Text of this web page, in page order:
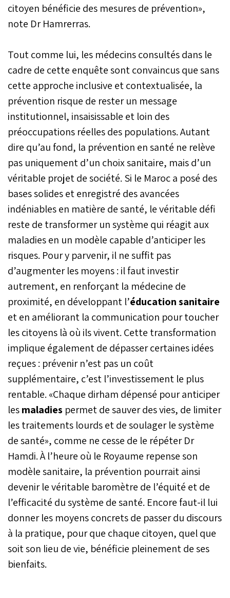
citoyen bénéficie des mesures de prévention»,
note Dr Hamrerras.
Tout comme lui, les médecins consultés dans le
cadre de cette enquête sont convaincus que sans
cette approche inclusive et contextualisée, la
prévention risque de rester un message
institutionnel, insaisissable et loin des
préoccupations réelles des populations. Autant
dire qu’au fond, la prévention en santé ne relève
pas uniquement d’un choix sanitaire, mais d’un
véritable projet de société. Si le Maroc a posé des
bases solides et enregistré des avancées
indéniables en matière de santé, le véritable défi
reste de transformer un système qui réagit aux
maladies en un modèle capable d’anticiper les
risques. Pour y parvenir, il ne suffit pas
d’augmenter les moyens : il faut investir
autrement, en renforçant la médecine de
proximité, en développant l’éducation sanitaire
et en améliorant la communication pour toucher
les citoyens là où ils vivent. Cette transformation
implique également de dépasser certaines idées
reçues : prévenir n’est pas un coût
supplémentaire, c’est l’investissement le plus
rentable. «Chaque dirham dépensé pour anticiper
lesmaladies permet de sauver des vies, de limiter
les traitements lourds et de soulager le système
de santé», comme ne cesse de le répéter Dr
Hamdi. À l’heure où le Royaume repense son
modèle sanitaire, la prévention pourrait ainsi
devenir le véritable baromètre de l’équité et de
l’efficacité du système de santé. Encore faut-il lui
donner les moyens concrets de passer du discours
à la pratique, pour que chaque citoyen, quel que
soit son lieu de vie, bénéficie pleinement de ses
bienfaits.